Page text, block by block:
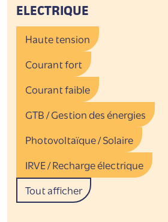
ELECTRIQUE
Haute tension
Courant fort
Courant faible
GTB / Gestion des énergies
Photovoltaïque / Solaire
IRVE / Recharge électrique
Tout afficher